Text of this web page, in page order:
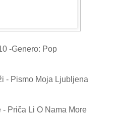
-Genero: Pop
- Pismo Moja Ljubljena
Priča Li O Nama More